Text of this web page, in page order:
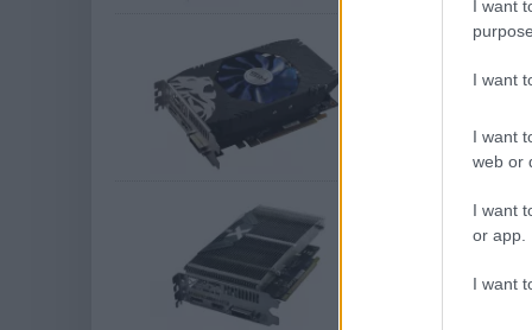
I want
I want
I want
web or
I want
or app.
I want
| 2016.09.09
RX 460